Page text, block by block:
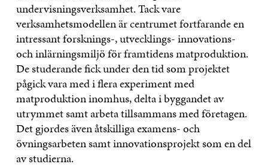
undervisningsverksamhet. Tack vare
verksamhetsmodellen är centrumet fortfarande en
intressant forsknings-, utvecklings- innovations-
och inlärningsmiljö för framtidens matproduktion.
De studerande fick under den tid som projektet
pågick vara med i flera experiment med
matproduktion inomhus, delta i byggandet av
utrymmet samt arbeta tillsammans med företagen.
Det gjordes även åtskilliga examens- och
övningsarbeten samt innovationsprojekt som en del
av studierna.